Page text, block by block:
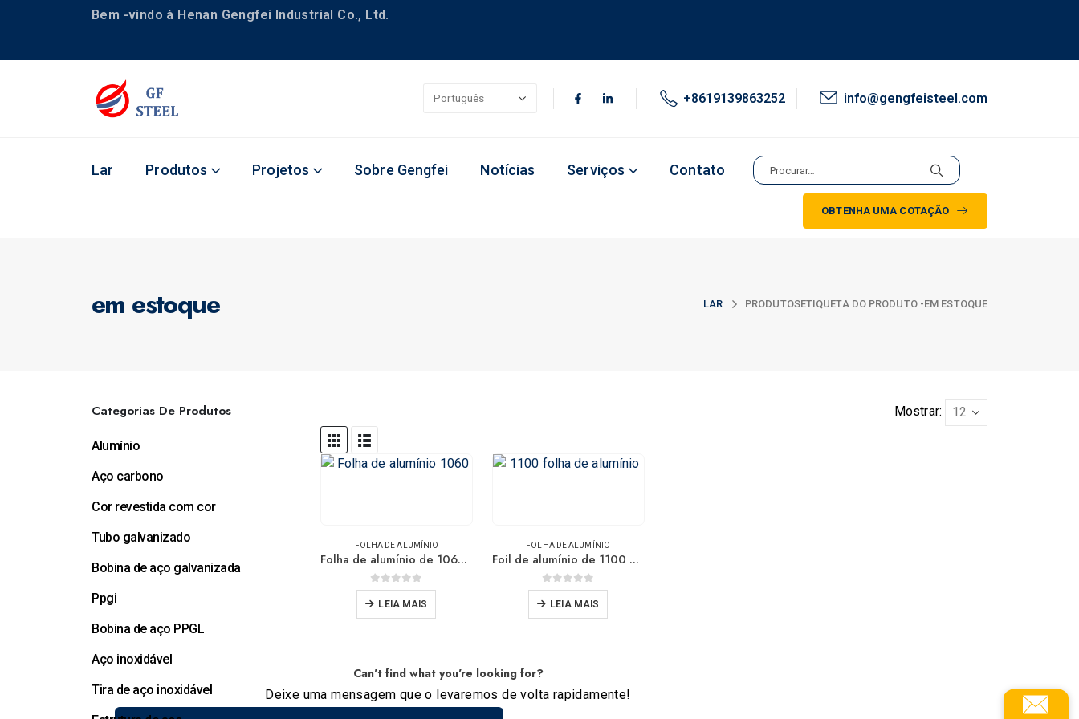
Bem -vindo à Henan Gengfei Industrial Co., Ltd.
+8619139863252 info@gengfeisteel.com
Lar Produtos Projetos Sobre Gengfei Notícias Serviços Contato
OBTENHA UMA COTAÇÃO
em estoque LAR PRODUTOSETIQUETA DO PRODUTO -EM ESTOQUE
Mostrar:
FOLHA DE ALUMÍNIO
Folha de alumínio de 1060 O-Temper-em estoque e pronto para enviar
0fora de 5
LEIA MAIS
FOLHA DE ALUMÍNIO
Foil de alumínio de 1100 O-Temper-Entrega imediata
0fora de 5
LEIA MAIS
Can't find what you're looking for?
Deixe uma mensagem que o levaremos de volta rapidamente!
Categorias De Produtos
Alumínio
Aço carbono
Cor revestida com cor
Tubo galvanizado
Bobina de aço galvanizada
Ppgi
Bobina de aço PPGL
Aço inoxidável
Tira de aço inoxidável